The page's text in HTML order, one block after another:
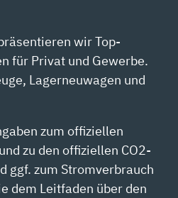
wir Top-
für Privat und Gewerbe.
Lagerneuwagen und
zum offiziellen
zu den offiziellen CO2-
ggf. zum Stromverbrauch
dem Leitfaden über den